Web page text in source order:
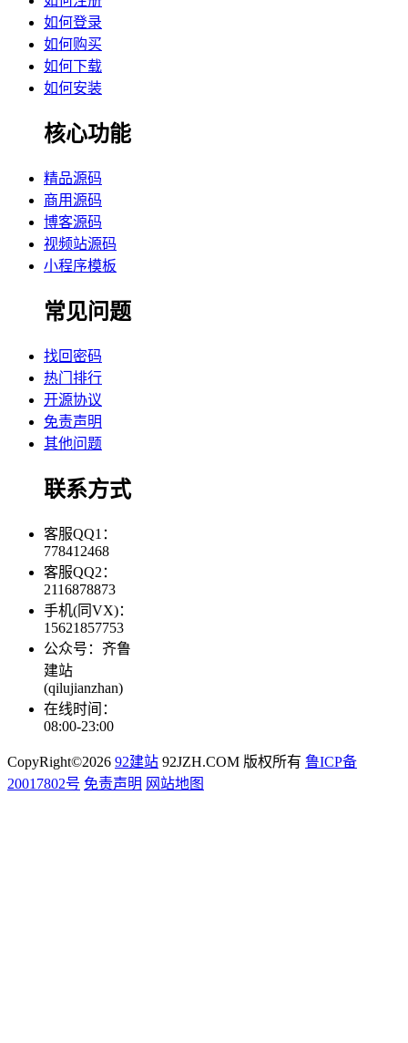
如何登录
如何购买
如何下载
如何安装
核心功能
精品源码
商用源码
博客源码
视频站源码
小程序模板
常见问题
找回密码
热门排行
开源协议
免责声明
其他问题
联系方式
客服QQ1：
778412468
客服QQ2：
2116878873
手机(同VX)：
15621857753
公众号：齐鲁
建站
(qilujianzhan)
在线时间：
08:00-23:00
CopyRight©2026 92建站 92JZH.COM 版权所有 鲁ICP备
20017802号 免责声明 网站地图